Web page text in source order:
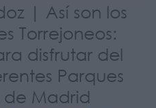
| Así son los
Torrejoneos:
disfrutar del
Parques
de Madrid